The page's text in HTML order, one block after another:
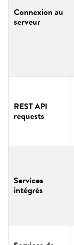
Connexion au
serveur
REST API
requests
Services
intégrés